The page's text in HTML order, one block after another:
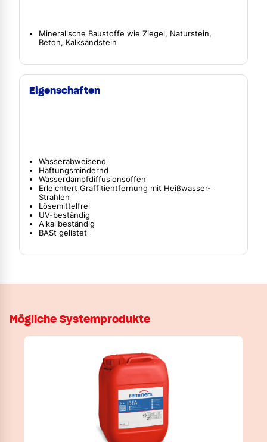
Mineralische Baustoffe wie Ziegel, Naturstein,
Beton, Kalksandstein
Eigenschaften
Wasserabweisend
Haftungsmindernd
Wasserdampfdiffusionsoffen
Erleichtert Graffitientfernung mit Heißwasser-
Strahlen
Lösemittelfrei
UV-beständig
Alkalibeständig
BASt gelistet
Mögliche Systemprodukte